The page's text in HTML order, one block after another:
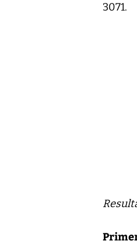
3071.